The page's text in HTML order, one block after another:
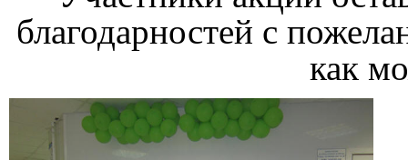
благодарностей с
как